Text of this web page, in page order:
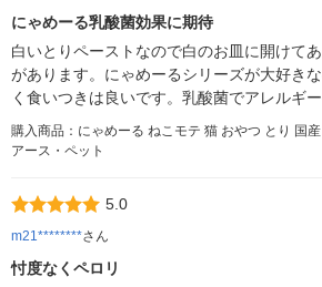
にゃめーる乳酸菌効果に期待
白いとりペーストなので白のお皿に開けて
があります。にゃめーるシリーズが大好き
く食いつきは良いです。乳酸菌でアレルギー
購入商品：にゃめーる ねこモテ 猫 おやつ とり 国
アース・ペット
5.0
m21********さん
忖度なくペロリ